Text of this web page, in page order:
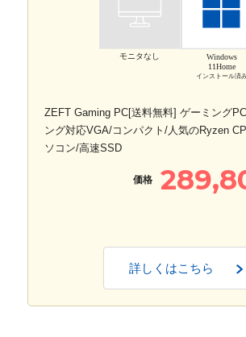
モニタなし
Windows
11Home
インストール済
ZEFT Gaming PC[送料無料] ゲーミング
ング対応VGA/コンパクト/人気のRyzen
ソコン/高速SSD
価格
詳しくはこちら